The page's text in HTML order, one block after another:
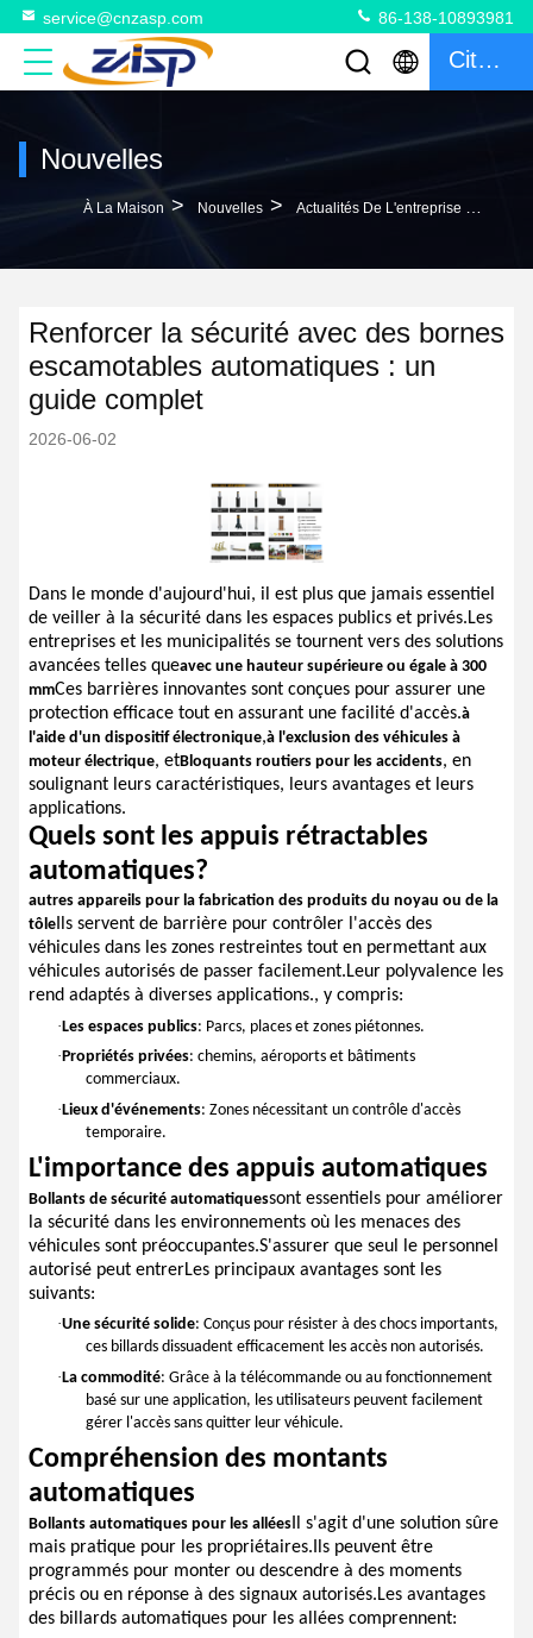
service@cnzasp.com 86-138-10893981
Citation
Nouvelles
À La Maison > Nouvelles > Actualités De L'entreprise Renforcer La Sécurité Avec Des Bornes Escamotables Automatiques : Un Guide Complet
Renforcer la sécurité avec des bornes
escamotables automatiques : un
guide complet
2026-06-02
Dans le monde d'aujourd'hui, il est plus que jamais essentiel
de veiller à la sécurité dans les espaces publics et privés.Les
entreprises et les municipalités se tournent vers des solutions
avancées telles queavec une hauteur supérieure ou égale à 300
mmCes barrières innovantes sont conçues pour assurer une
protection efficace tout en assurant une facilité d'accès.à
l'aide d'un dispositif électronique,à l'exclusion des véhicules à
moteur électrique, etBloquants routiers pour les accidents, en
soulignant leurs caractéristiques, leurs avantages et leurs
applications.
Quels sont les appuis rétractables
automatiques?
autres appareils pour la fabrication des produits du noyau ou de la
tôle Ils servent de barrière pour contrôler l'accès des
véhicules dans les zones restreintes tout en permettant aux
véhicules autorisés de passer facilement.Leur polyvalence les
rend adaptés à diverses applications., y compris:
·Les espaces publics: Parcs, places et zones piétonnes.
·Propriétés privées: chemins, aéroports et bâtiments
commerciaux.
· Lieux d'événements: Zones nécessitant un contrôle d'accès
temporaire.
L'importance des appuis automatiques
Bollants de sécurité automatiquessont essentiels pour améliorer
la sécurité dans les environnements où les menaces des
véhicules sont préoccupantes.S'assurer que seul le personnel
autorisé peut entrerLes principaux avantages sont les
suivants:
·Une sécurité solide: Conçus pour résister à des chocs importants,
ces billards dissuadent efficacement les accès non autorisés.
· La commodité: Grâce à la télécommande ou au fonctionnement
basé sur une application, les utilisateurs peuvent facilement
gérer l'accès sans quitter leur véhicule.
Compréhension des montants
automatiques
Bollants automatiques pour les allées Il s'agit d'une solution sûre
mais pratique pour les propriétaires.Ils peuvent être
programmés pour monter ou descendre à des moments
précis ou en réponse à des signaux autorisés.Les avantages
des billards automatiques pour les allées comprennent: